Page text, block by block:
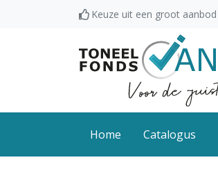
Keuze uit een groot aanbod
Home Catalogus